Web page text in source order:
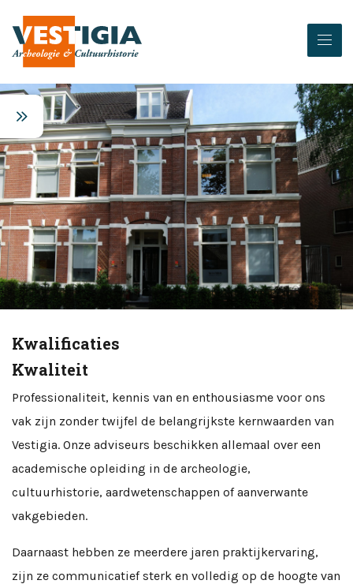
Kwalificaties
Kwaliteit
Professionaliteit, kennis van en enthousiasme voor ons
vak zijn zonder twijfel de belangrijkste kernwaarden van
Vestigia. Onze adviseurs beschikken allemaal over een
academische opleiding in de archeologie,
cultuurhistorie, aardwetenschappen of aanverwante
vakgebieden.
Daarnaast hebben ze meerdere jaren praktijkervaring,
zijn ze communicatief sterk en volledig op de hoogte van